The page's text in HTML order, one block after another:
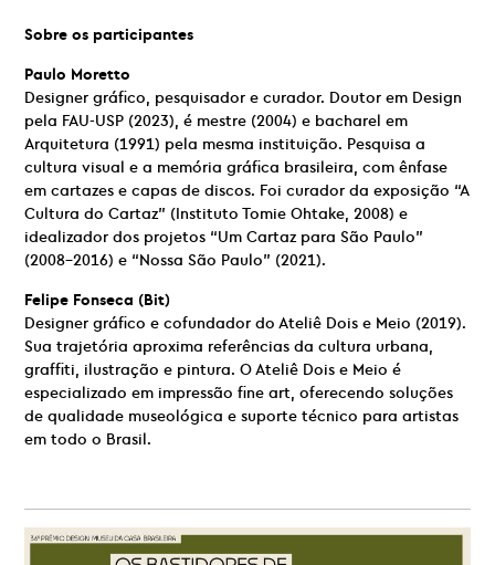
Sobre os participantes
Paulo Moretto
Designer gráfico, pesquisador e curador. Doutor em Design
pela FAU-USP (2023), é mestre (2004) e bacharel em
Arquitetura (1991) pela mesma instituição. Pesquisa a
cultura visual e a memória gráfica brasileira, com ênfase
em cartazes e capas de discos. Foi curador da exposição “A
Cultura do Cartaz” (Instituto Tomie Ohtake, 2008) e
idealizador dos projetos “Um Cartaz para São Paulo”
(2008–2016) e “Nossa São Paulo” (2021).
Felipe Fonseca (Bit)
Designer gráfico e cofundador do Ateliê Dois e Meio (2019).
Sua trajetória aproxima referências da cultura urbana,
graffiti, ilustração e pintura. O Ateliê Dois e Meio é
especializado em impressão fine art, oferecendo soluções
de qualidade museológica e suporte técnico para artistas
em todo o Brasil.